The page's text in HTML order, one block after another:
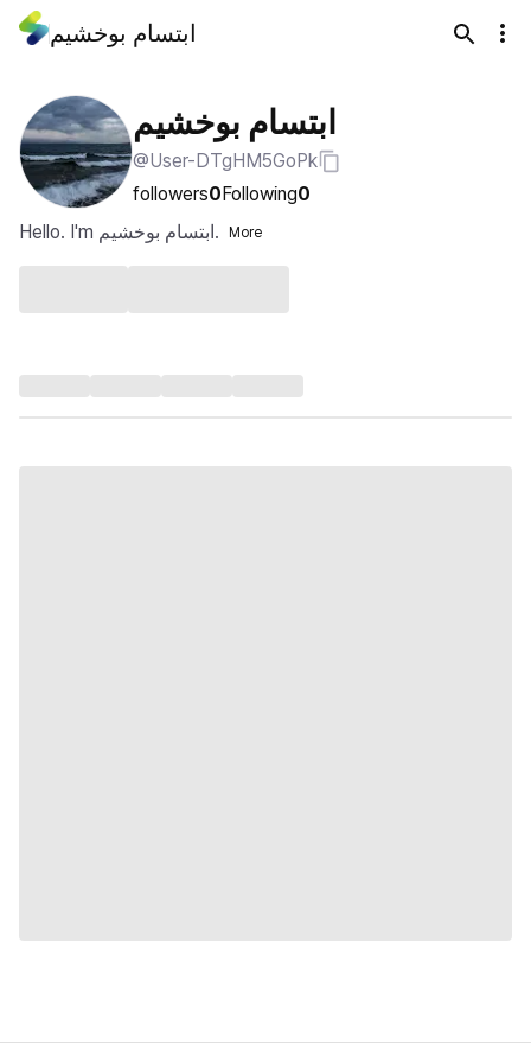
ابتسام بوخشيم
ابتسام بوخشيم
@User-DTgHM5GoPk
followers0Following0
Hello. I'm ابتسام بوخشيم.
More